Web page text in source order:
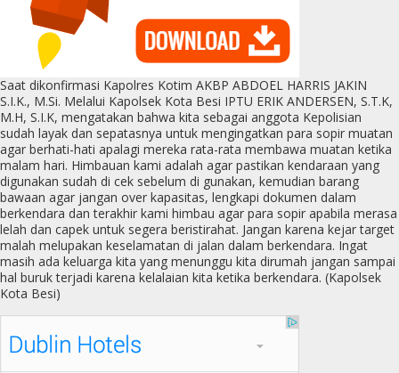
Saat dikonfirmasi Kapolres Kotim AKBP ABDOEL HARRIS JAKIN
S.I.K., M.Si. Melalui Kapolsek Kota Besi IPTU ERIK ANDERSEN, S.T.K,
M.H, S.I.K, mengatakan bahwa kita sebagai anggota Kepolisian
sudah layak dan sepatasnya untuk mengingatkan para sopir muatan
agar berhati-hati apalagi mereka rata-rata membawa muatan ketika
malam hari. Himbauan kami adalah agar pastikan kendaraan yang
digunakan sudah di cek sebelum di gunakan, kemudian barang
bawaan agar jangan over kapasitas, lengkapi dokumen dalam
berkendara dan terakhir kami himbau agar para sopir apabila merasa
lelah dan capek untuk segera beristirahat. Jangan karena kejar target
malah melupakan keselamatan di jalan dalam berkendara. Ingat
masih ada keluarga kita yang menunggu kita dirumah jangan sampai
hal buruk terjadi karena kelalaian kita ketika berkendara. (Kapolsek
Kota Besi)